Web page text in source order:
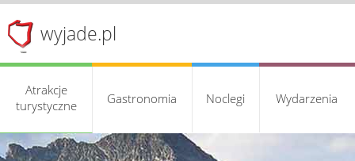
wyjade.pl
Atrakcje
turystyczne
Gastronomia Noclegi Wydarzenia